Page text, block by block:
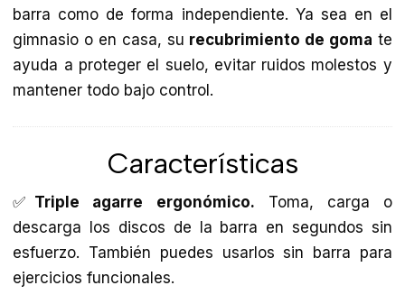
barra como de forma independiente. Ya sea en el
gimnasio o en casa, su recubrimiento de goma te
ayuda a proteger el suelo, evitar ruidos molestos y
mantener todo bajo control.
Características
✅ Triple agarre ergonómico. Toma, carga o
descarga los discos de la barra en segundos sin
esfuerzo. También puedes usarlos sin barra para
ejercicios funcionales.